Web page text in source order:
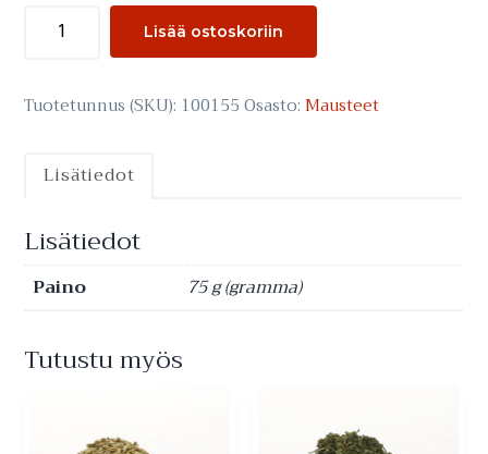
Valkosipulirouhe
määrä
Lisää ostoskoriin
Tuotetunnus (SKU): 100155 Osasto:Mausteet
Lisätiedot
Lisätiedot
Paino 75 g (gramma)
Tutustu myös